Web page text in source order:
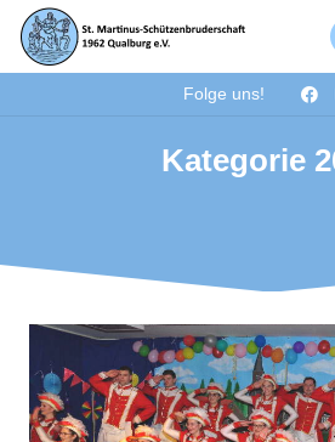
Folge uns!
Kategorie